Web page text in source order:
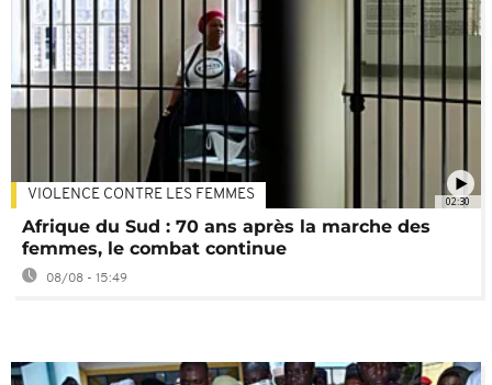
02:30
VIOLENCE CONTRE LES FEMMES
Afrique du Sud : 70 ans après la marche des
femmes, le combat continue
08/08 - 15:49